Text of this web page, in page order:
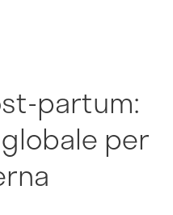
partum:
per